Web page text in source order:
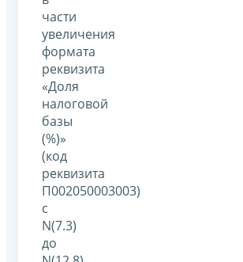
части
увеличения
формата
реквизита
«Доля
налоговой
базы
(%)»
(код
реквизита
П002050003003)
с
N(7.3)
до